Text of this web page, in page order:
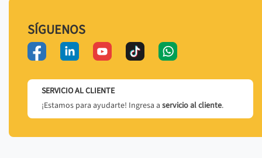
SÍGUENOS
SERVICIO AL CLIENTE
¡Estamos para ayudarte! Ingresa a servicio al cliente.